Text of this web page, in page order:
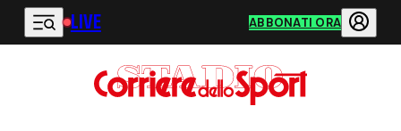
Vai al contenuto principale
LIVE ABBONATI ORA